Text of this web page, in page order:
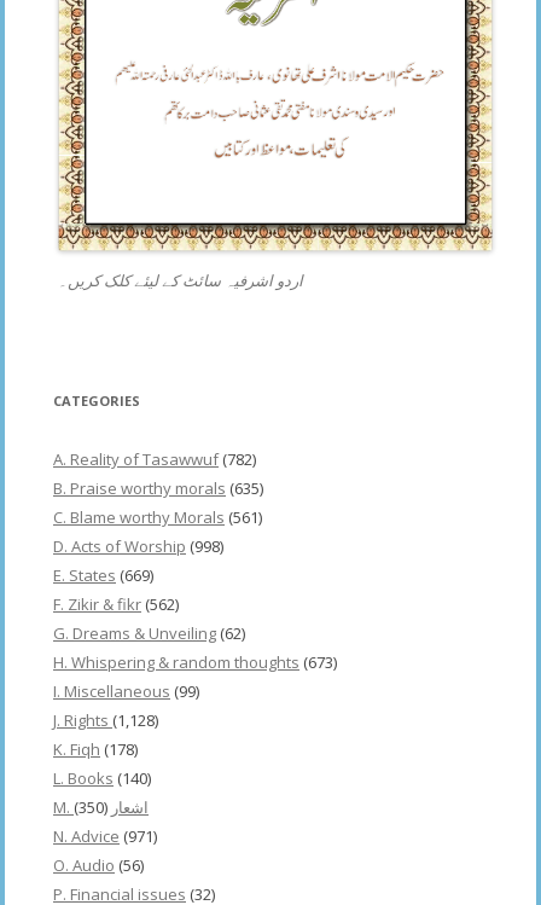
اردو اشرفیہ سائٹ کے لیئے کلک کریں۔
CATEGORIES
A. Reality of Tasawwuf(782)
B. Praise worthy morals (635)
C. Blame worthy Morals (561)
D. Acts of Worship (998)
E. States (669)
F. Zikir & fikr (562)
G. Dreams & Unveiling (62)
H. Whispering & random thoughts (673)
I. Miscellaneous (99)
J. Rights (1,128)
K. Fiqh (178)
L. Books (140)
M. اشعار (350)
N. Advice (971)
O. Audio (56)
P. Financial issues (32)